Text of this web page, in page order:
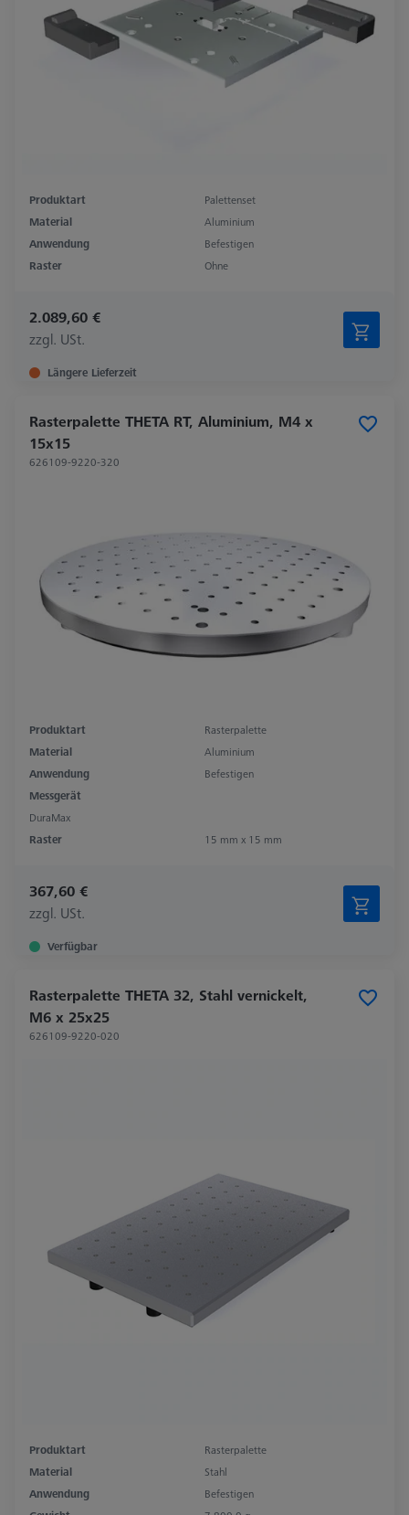
Produktart
Palettenset
Material
Aluminium
Anwendung
Befestigen
Raster
Ohne
2.089,60 €
zzgl. USt.
Längere Lieferzeit
Rasterpalette THETA RT, Aluminium, M4 x
15x15
626109-9220-320
Produktart
Rasterpalette
Material
Aluminium
Anwendung
Befestigen
Messgerät
DuraMax
Raster
15 mm x 15 mm
367,60 €
zzgl. USt.
Verfügbar
Rasterpalette THETA 32, Stahl vernickelt,
M6 x 25x25
626109-9220-020
Produktart
Rasterpalette
Material
Stahl
Anwendung
Befestigen